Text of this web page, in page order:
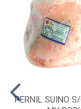
PERNIL SUINO